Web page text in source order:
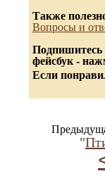
Также
Вопросы и
Подпишитесь
фейсбук -
Если
"